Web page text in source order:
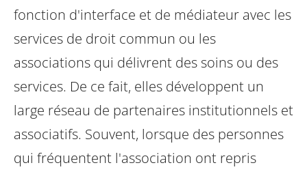
fonction d'interface et de médiateur avec les
services de droit commun ou les
associations qui délivrent des soins ou des
services. De ce fait, elles développent un
large réseau de partenaires institutionnels et
associatifs. Souvent, lorsque des personnes
qui fréquentent l'association ont repris